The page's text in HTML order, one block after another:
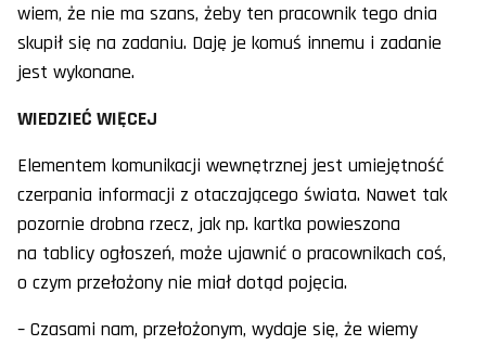
wiem, że nie ma szans, żeby ten pracownik tego dnia
skupił się na zadaniu. Daję je komuś innemu i zadanie
jest wykonane.
WIEDZIEĆ WIĘCEJ
Elementem komunikacji wewnętrznej jest umiejętność
czerpania informacji z otaczającego świata. Nawet tak
pozornie drobna rzecz, jak np. kartka powieszona
na tablicy ogłoszeń, może ujawnić o pracownikach coś,
o czym przełożony nie miał dotąd pojęcia.
– Czasami nam, przełożonym, wydaje się, że wiemy